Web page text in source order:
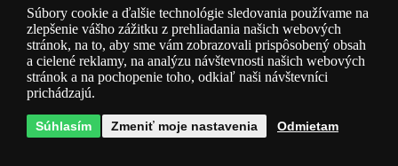
Parametre produktu
Dostupnosť
Skladom na centrále ( 3-7 dní)
Farba
čierna
Materiál
Patice filtr
Integrovaný LED zdroj
Zdroj súčasťou balenia
Áno (LED)
Súbory cookie a ďalšie technológie sledovania používame na
zlepšenie vášho zážitku z prehliadania našich webových
stránok, na to, aby sme vám zobrazovali prispôsobený obsah
a cielené reklamy, na analýzu návštevnosti našich webových
stránok a na pochopenie toho, odkiaľ naši návštevníci
prichádzajú.
Súhlasím Zmeniť moje nastavenia Odmietam